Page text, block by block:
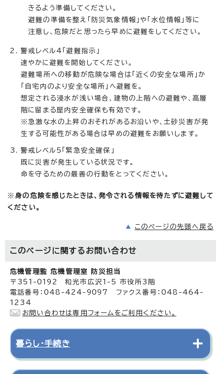
きるよう準備してください。
避難の準備を整え「防災気象情報」や「水位情報」等に
注意し、危険だと思ったら早めに避難をしてください。
警戒レベル4「避難指示」
速やかに避難を開始してください。
避難場所への移動が危険な場合は「近くの安全な場所」か
「自宅内のより安全な場所」へ避難を。
想定される浸水が浅い場合、建物の上階への避難や、高層
階に留まる屋内安全確保も有効です。
※急激な水の上昇のおそれがあるお沿いや、土砂災害が発
生する可能性がある場合は早めの避難をお願いします。
警戒レベル5「緊急安全確保」
既に災害が発生している状況です。
命を守るための最善の行動をとってください。
※ 身の危険を感じたときは、発令される情報を待たずに避難して
ください。
このページの先頭へ戻る
このページに関する お問い合わせ
危機管理監 危機管理室 防災担当
〒351-0192 和光市広沢1-5 市役所3階
電話番号：048-424-9097 ファクス番号：048-464-
1234
お問い合わせは専用フォームをご利用ください。
暮らし・手続き